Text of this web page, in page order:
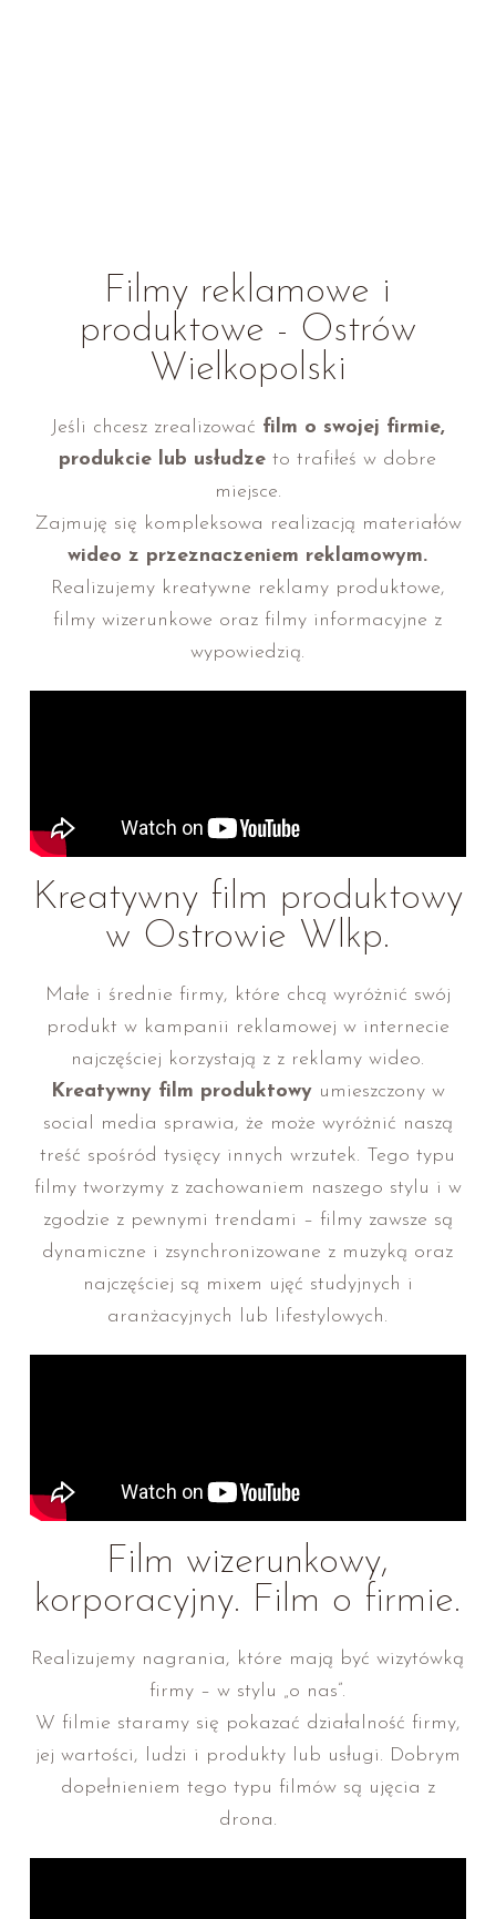
Filmy reklamowe i
produktowe - Ostrów
Wielkopolski
Jeśli chcesz zrealizować film o swojej firmie,
produkcie lub usłudze to trafiłeś w dobre
miejsce.
Zajmuję się kompleksowa realizacją materiałów
wideo z przeznaczeniem reklamowym.
Realizujemy kreatywne reklamy produktowe,
filmy wizerunkowe oraz filmy informacyjne z
wypowiedzią.
Kreatywny film produktowy
w Ostrowie Wlkp.
Małe i średnie firmy, które chcą wyróżnić swój
produkt w kampanii reklamowej w internecie
najczęściej korzystają z z reklamy wideo.
Kreatywny film produktowy umieszczony w
social media sprawia, że może wyróżnić naszą
treść spośród tysięcy innych wrzutek. Tego typu
filmy tworzymy z zachowaniem naszego stylu i w
zgodzie z pewnymi trendami – filmy zawsze są
dynamiczne i zsynchronizowane z muzyką oraz
najczęściej są mixem ujęć studyjnych i
aranżacyjnych lub lifestylowych.
Film wizerunkowy,
korporacyjny. Film o firmie.
Realizujemy nagrania, które mają być wizytówką
firmy – w stylu „o nas”.
W filmie staramy się pokazać działalność firmy,
jej wartości, ludzi i produkty lub usługi. Dobrym
dopełnieniem tego typu filmów są ujęcia z
drona.